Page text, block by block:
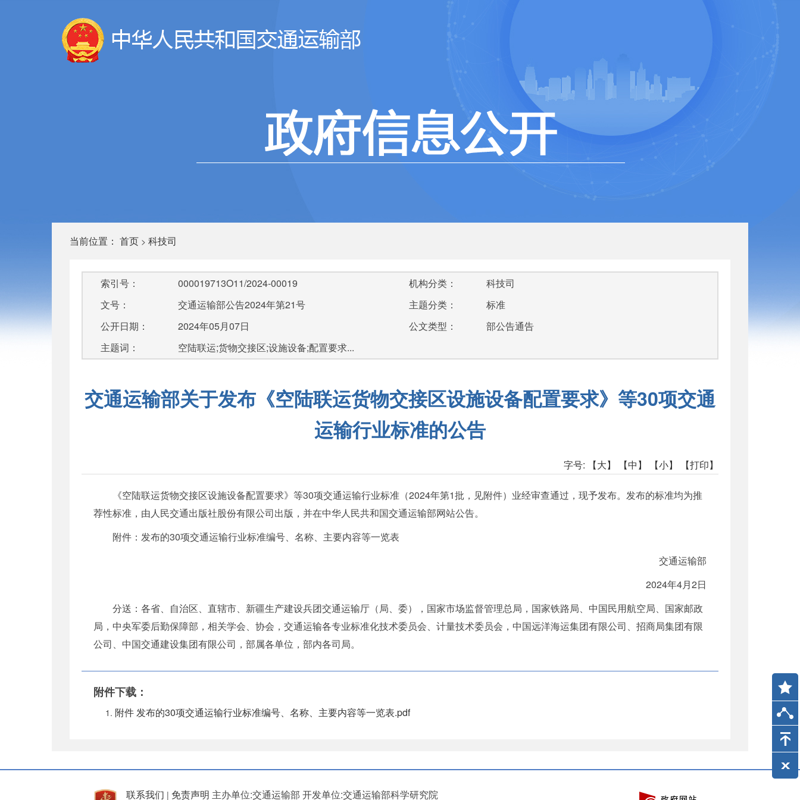
当前位置： 首页 > 科技司
索引号：
000019713O11/2024-00019
文号：
交通运输部公告2024年第21号
公开日期：
2024年05月07日
主题词：
空陆联运;货物交接区;设施设备;配置要求...
机构分类：
科技司
主题分类：
标准
公文类型：
部公告通告
交通运输部关于发布《空陆联运货物交接区设施设备配置要求》等30项交通
运输行业标准的公告
字号: 【大】 【中】 【小】 【打印】
《空陆联运货物交接区设施设备配置要求》等30项交通运输行业标准（2024年第1批，见附件）业经审查通过，现予发布。发布的标准均为推
荐性标准，由人民交通出版社股份有限公司出版，并在中华人民共和国交通运输部网站公告。
附件：发布的30项交通运输行业标准编号、名称、主要内容等一览表
交通运输部
2024年4月2日
分送：各省、自治区、直辖市、新疆生产建设兵团交通运输厅（局、委），国家市场监督管理总局，国家铁路局、中国民用航空局、国家邮政
局，中央军委后勤保障部，相关学会、协会，交通运输各专业标准化技术委员会、计量技术委员会，中国远洋海运集团有限公司、招商局集团有限
公司、中国交通建设集团有限公司，部属各单位，部内各司局。
附件下载：
附件 发布的30项交通运输行业标准编号、名称、主要内容等一览表.pdf
联系我们 | 免责声明 主办单位:交通运输部 开发单位:交通运输部科学研究院